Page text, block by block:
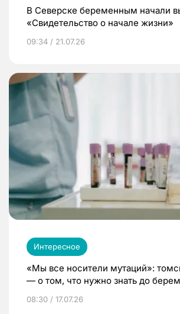
В Северске беременным начали
«Свидетельство о начале жизни»
09:34 / 21.07.26
Интересное
«Мы все носители мутаций»:
— о том, что нужно знать до
08:30 / 17.07.26